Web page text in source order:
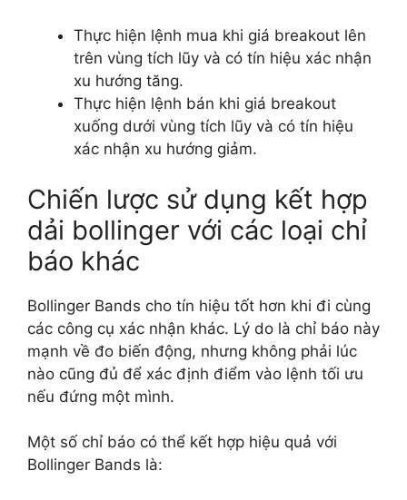
Thực hiện lệnh mua khi giá breakout lên
trên vùng tích lũy và có tín hiệu xác nhận
xu hướng tăng.
Thực hiện lệnh bán khi giá breakout
xuống dưới vùng tích lũy và có tín hiệu
xác nhận xu hướng giảm.
Chiến lược sử dụng kết hợp
dải bollinger với các loại chỉ
báo khác
Bollinger Bands cho tín hiệu tốt hơn khi đi cùng
các công cụ xác nhận khác. Lý do là chỉ báo này
mạnh về đo biến động, nhưng không phải lúc
nào cũng đủ để xác định điểm vào lệnh tối ưu
nếu đứng một mình.
Một số chỉ báo có thể kết hợp hiệu quả với
Bollinger Bands là: